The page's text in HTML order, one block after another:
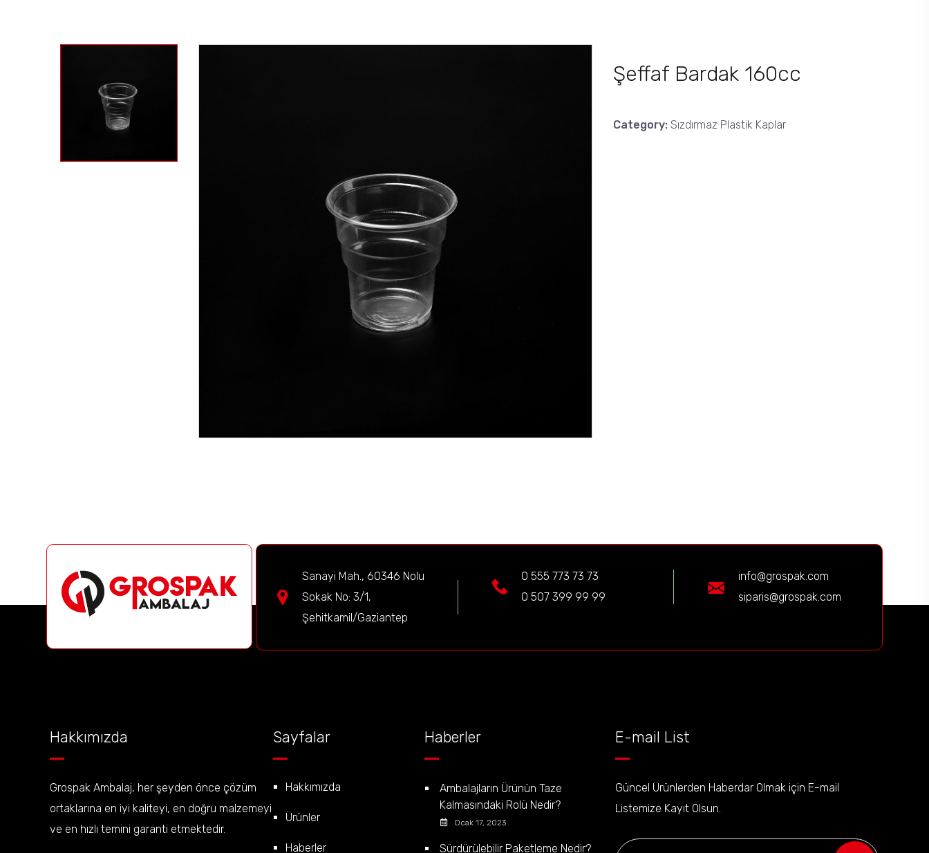
Şeffaf Bardak 160cc
Category: Sızdırmaz Plastik Kaplar
Sanayi Mah., 60346 Nolu
Sokak No: 3/1,
Şehitkamil/Gaziantep
0 555 773 73 73
0 507 399 99 99
info@grospak.com
siparis@grospak.com
Hakkımızda
Grospak Ambalaj, her şeyden önce çözüm
ortaklarına en iyi kaliteyi, en doğru malzemeyi
ve en hızlı temini garanti etmektedir.
Sayfalar
Hakkımızda
Ürünler
Haberler
Haberler
Ambalajların Ürünün Taze
Kalmasındaki Rolü Nedir?
Ocak 17, 2023
Sürdürülebilir Paketleme Nedir?
E-mail List
Güncel Ürünlerden Haberdar Olmak için E-mail
Listemize Kayıt Olsun.